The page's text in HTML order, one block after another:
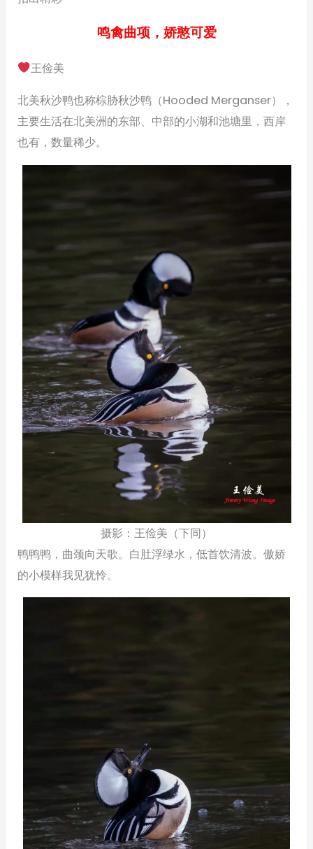
鸣禽曲项，娇憨可爱
王俭美
北美秋沙鸭也称棕胁秋沙鸭（Hooded Merganser），
主要生活在北美洲的东部、中部的小湖和池塘里，西岸
也有，数量稀少。
摄影：王俭美（下同）
鸭鸭鸭，曲颈向天歌。白肚浮绿水，低首饮清波。傲娇
的小模样我见犹怜。